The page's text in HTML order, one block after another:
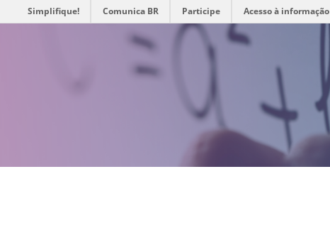
Simplifique! Comunica BR Participe Acesso à informação